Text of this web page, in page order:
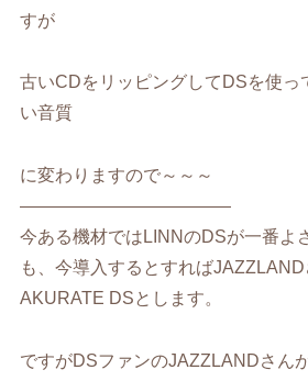
すが
古いCDをリッピングしてDSを使っ
い音質
に変わりますので～～～
————————————
今ある機材ではLINNのDSが一番よ
も、今導入するとすれば
AKURATE DSとします。
ですがDSファンのJAZZLANDさん